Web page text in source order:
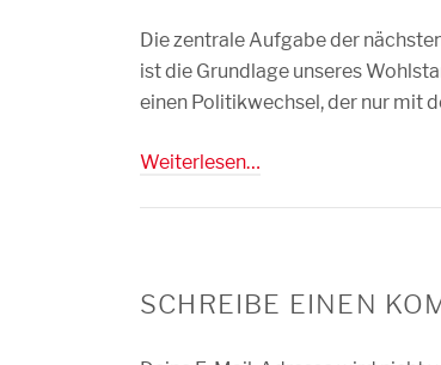
Die zentrale Aufgabe der
ist die Grundlage unseres
einen Politikwechsel, der nur mit
Weiterlesen…
SCHREIBE EINEN